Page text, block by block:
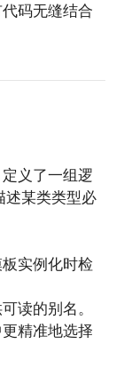
码无缝结合
义了一组逻
某类类型必
板实例化时检
读的别名。
更精准地选择